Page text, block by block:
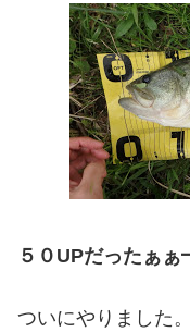
５０UPだった
ついにやりました